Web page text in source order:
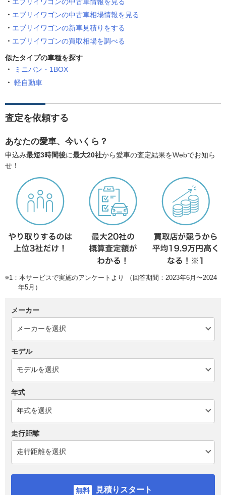
エブリイワゴンの中古車相場情報を見る
エブリイワゴンの新車見積りをする
エブリイワゴンの買取相場を調べる
似たタイプの車種を探す
ミニバン・1BOX
軽自動車
査定を依頼する
あなたの愛車、今いくら？
申込み最短3時間後に最大20社から愛車の査定結果をWebでお知ら
せ！
※1：本サービスで実施のアンケートより （回答期間：2023年6月〜2024
年5月）
メーカー
モデル
年式
走行距離
見積りスタート